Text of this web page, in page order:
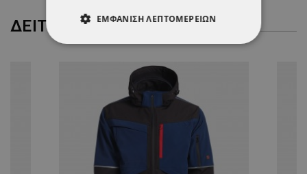
ΔΕΊΤΕ ΠΕΡΙΣΣΌΤΕΡΑ
ΕΜΦΆΝΙΣΗ ΛΕΠΤΟΜΕΡΕΙΏΝ
ΑΠΟΛΎΤΩΣ ΑΠΑΡΑΊΤΗΤΑ
ΑΠΌΔΟΣΗΣ ΣΤΌΧΕΥΣΗΣ
ΛΕΙΤΟΥΡΓΙΚΌΤΗΤΑΣ
ΜΗ ΤΑΞΙΝΟΜΗΜΈΝΑ